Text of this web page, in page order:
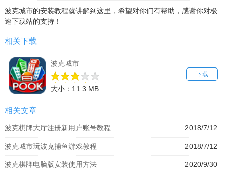
波克城市的安装教程就讲解到这里，希望对你们有帮助，感谢你对极
速下载站的支持！
相关下载
下载
波克城市
大小：11.3 MB
相关文章
2018/7/12
波克棋牌大厅注册新用户账号教程
2018/7/12
波克城市玩波克捕鱼游戏教程
2020/9/30
波克棋牌电脑版安装使用方法